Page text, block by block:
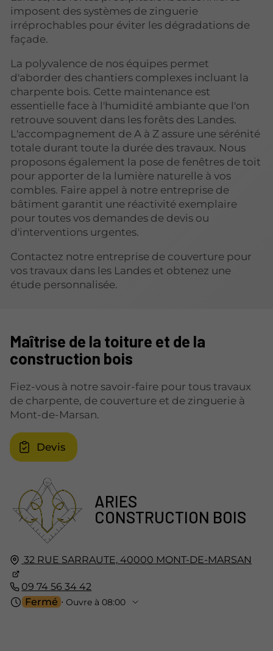
imposent des systèmes de zinguerie
irréprochables pour éviter les dégradations de
façade.
La polyvalence de nos équipes permet
d'aborder des chantiers complexes incluant la
charpente bois. Cette maintenance est
essentielle face à l'humidité ambiante que l'on
retrouve souvent dans les forêts des Landes.
L'accompagnement de A à Z assure une sérénité
totale durant toute la durée des travaux. Nous
proposons également la pose de fenêtres de toit
pour apporter de la lumière naturelle à vos
combles. Faire appel à notre entreprise de
bâtiment garantit une réactivité exemplaire
pour toutes vos demandes de devis ou
d'interventions urgentes.
Contactez notre entreprise de couverture pour
vos travaux dans les Landes et obtenez une
étude personnalisée.
ARIES
CONSTRUCTION BOIS
32 RUE SARRAUTE, 40000 MONT-DE-MARSAN
09 74 56 34 42
Fermé ⋅ Ouvre à 08:00
Maîtrise de la toiture et de la
construction bois
Fiez-vous à notre savoir-faire pour tous travaux
de charpente, de couverture et de zinguerie à
Mont-de-Marsan.
Devis